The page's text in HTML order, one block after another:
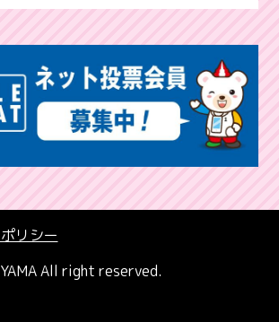
リシー
All right reserved.